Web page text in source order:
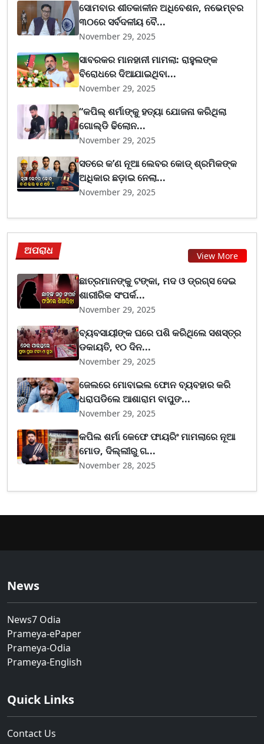
ସୋମବାର ଶୀତକାଳୀନ ଅଧିବେଶନ, ନଭେମ୍ବର
୩୦ରେ ସର୍ବଦଳୀୟ ବୈ...
November 29, 2025
ସାବରକର ମାନହାନୀ ମାମଲା: ରାହୁଲଙ୍କ
ବିରୋଧରେ ଦିଆଯାଇଥିବା...
November 29, 2025
“କପିଲ୍ ଶର୍ମାଙ୍କୁ ହତ୍ୟା ଯୋଜନା କରିଥିଲା
ଗୋଲ୍ଡି ଢିଲୋନ...
November 29, 2025
ସତରେ କ’ଣ ନୂଆ ଲେବର କୋଡ୍‌ ଶ୍ରମିକଙ୍କ
ଅଧିକାର ଛଡ଼ାଇ ନେଲା...
November 29, 2025
ଅପରାଧ View More
ଛାତ୍ରମାନଙ୍କୁ ଟଙ୍କା, ମଦ ଓ ଡ୍ରଗ୍ସ ଦେଇ
ଶାରୀରିକ ସଂପର୍କ...
November 29, 2025
ବ୍ୟବସାୟୀଙ୍କ ଘରେ ପଶି କରିଥିଲେ ସଶସ୍ତ୍ର
ଡକାୟତି, ୧୦ ଦିନ...
November 29, 2025
ଜେଲରେ ମୋବାଇଲ ଫୋନ ବ୍ୟବହାର କରି
ଧରାପଡିଲେ ଆଶାରାମ ବାପୁଙ...
November 29, 2025
କପିଲ ଶର୍ମା କେଫେ ଫାୟରିଂ ମାମଲାରେ ନୂଆ
ମୋଡ, ଦିଲ୍ଲୀରୁ ଗ...
November 28, 2025
News
News7 Odia
Prameya-ePaper
Prameya-Odia
Prameya-English
Quick Links
Contact Us